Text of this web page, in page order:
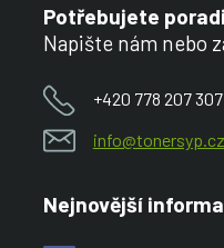
Potřebujete
Napište nám nebo
+420 778 207 307
info@tonersyp.cz
Nejnovější